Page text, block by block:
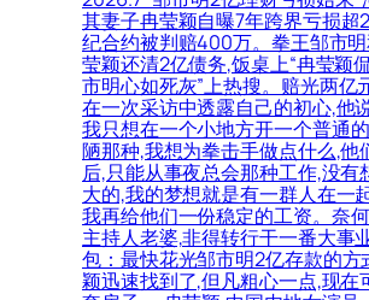
其妻子冉莹颖自曝7年跨界亏损超
纪合约被判赔400万。拳王邹市
莹颖还清2亿债务,饭桌上“冉莹颖
市明心如死灰”上热搜。赔光两亿
在一次采访中透露自己的初心,他
我只想在一个小地方开一个普通
陋那种,我想为拳击手做点什么,他
后,只能从事夜总会那种工作,没有
大的,我的梦想就是有一群人在一
我再给他们一份稳定的工资。奈
主持人老婆,非得转行干一番大事
包：最快花光邹市明2亿存款的方
颖迅速找到了,但凡粗心一点,现在